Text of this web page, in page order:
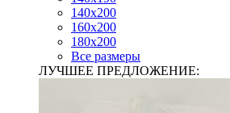
140х200
160х200
180х200
Все размеры
ЛУЧШЕЕ ПРЕДЛОЖЕНИЕ: